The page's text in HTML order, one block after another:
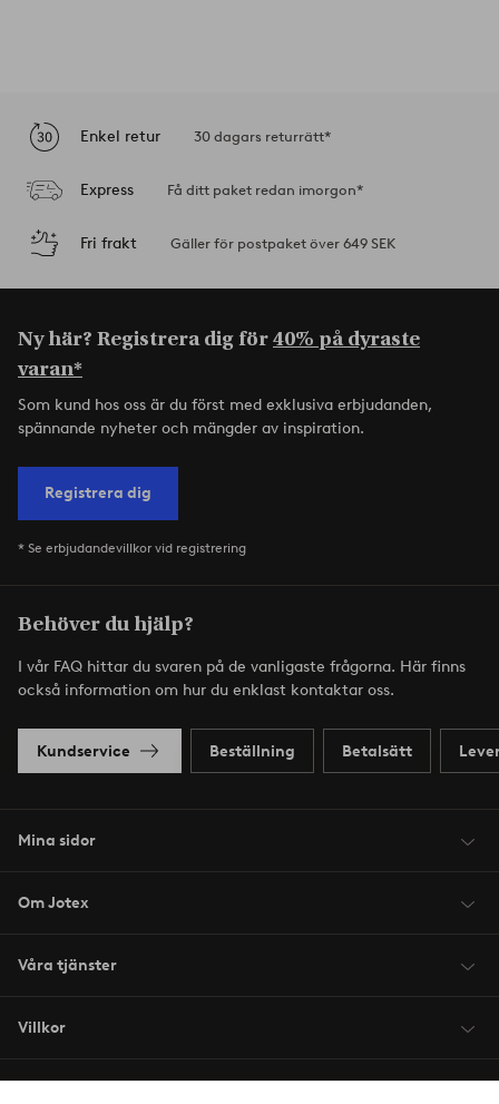
Enkel retur 30 dagars returrätt*
Express Få ditt paket redan imorgon*
Fri frakt Gäller för postpaket över 649 SEK
Ny här? Registrera dig för40% på dyraste
varan*
Som kund hos oss är du först med exklusiva erbjudanden,
spännande nyheter och mängder av inspiration.
Registrera dig
* Se erbjudandevillkor vid registrering
Behöver du hjälp?
I vår FAQ hittar du svaren på de vanligaste frågorna. Här finns
också information om hur du enklast kontaktar oss.
Kundservice Beställning Betalsätt
Mina sidor
Om Jotex
Våra tjänster
Villkor